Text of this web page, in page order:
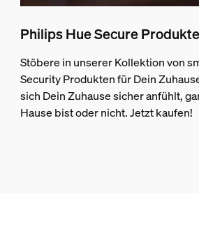
Philips Hue Secure Produkte
Stöbere in unserer Kollektion von
Security Produkten für Dein
sich Dein Zuhause sicher anfühlt,
Hause bist oder nicht. Jetzt kaufen!